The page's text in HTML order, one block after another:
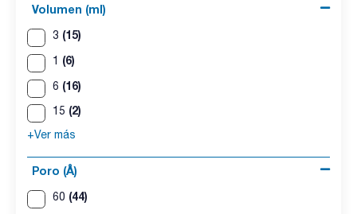
Volumen (ml)
3 (15)
1 (6)
6 (16)
15 (2)
+Ver más
Poro (Å)
60 (44)